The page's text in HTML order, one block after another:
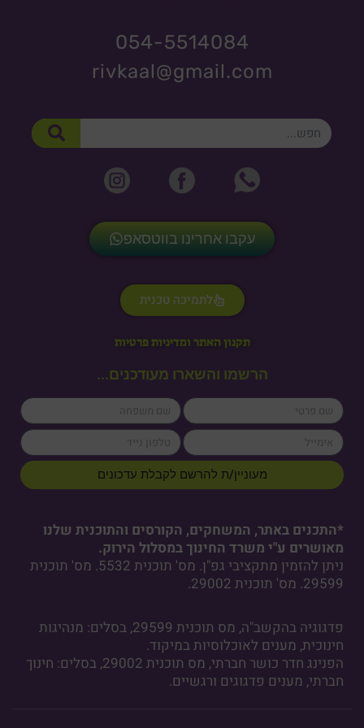
054-5514084
rivkaal@gmail.com
חיפוש
עקבו אחרינו בווטסאפ
לתמיכה טכנית
תקנון האתר ומדיניות פרטיות
*התכנים באתר, המשחקים, הקורסים והתוכנית שלנו
מאושרים ע"י משרד החינוך במסלול הירוק.
ניתן להזמין מתקציבי גפ"ן. מס' תוכנית 5532. מס' תוכנית
29599. מס' תוכנית 29002.
פדגוגיה בהקשב"ה, מס תוכנית 29599, בסלים: מנהיגות
חינוכית, מענים לאוכלוסיות במיקוד.
הפנינג חדר כושר חברתי, מס תוכנית 29002, בסלים: חינוך
חברתי, מענים פדגוגים ורגשיים.
הרשמו והשארו מעודכנים...
firstName
lastName
email
cellPhone
מעוניין/ת להרשם לקבלת עדכונים